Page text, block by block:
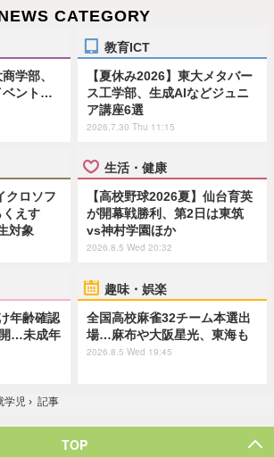
CATEGORY
学部、
ベント…
教育ICT
【夏休み2026】東大メタバー
ス工学部、生成AIなどジュニ
ア講座6選
2026.7.30 Thu 11:15
クロソフ
くえす
対象
生活・健康
【高校野球2026夏】仙台育英
が開幕戦勝利、第2日は東筑
vs神村学園ほか
2026.8.5 Wed 20:32
年齢確認
…未成年
趣味・娯楽
全国高校麻雀32チーム本選出
場…麻布や大阪星光、東海も
2026.8.5 Wed 19:45
学児 › 記事
TOP